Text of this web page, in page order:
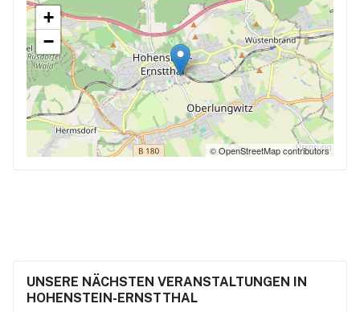
+
−
© OpenStreetMap contributors
UNSERE NÄCHSTEN VERANSTALTUNGEN IN
HOHENSTEIN-ERNSTTHAL